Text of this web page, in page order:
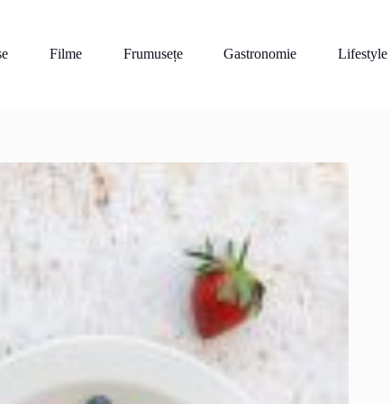
Filme Frumusețe Gastronomie Lifestyle